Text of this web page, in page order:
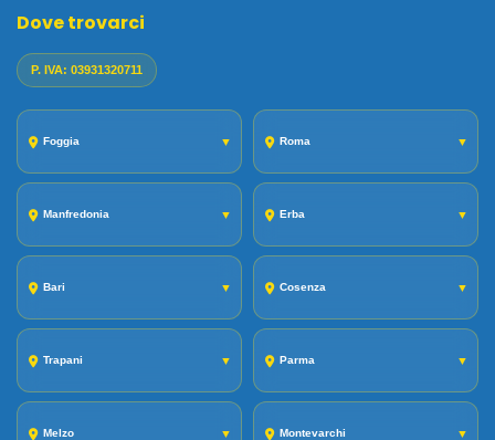
Dove trovarci
P. IVA: 03931320711
Foggia ▼ Roma ▼
Manfredonia ▼ Erba ▼
Bari ▼ Cosenza ▼
Trapani ▼ Parma ▼
Melzo ▼ Montevarchi ▼